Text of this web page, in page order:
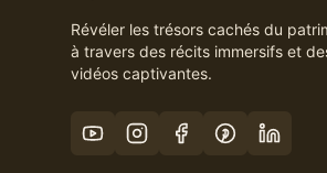
Révéler les trésors cachés du
à travers des récits immersifs et
vidéos captivantes.